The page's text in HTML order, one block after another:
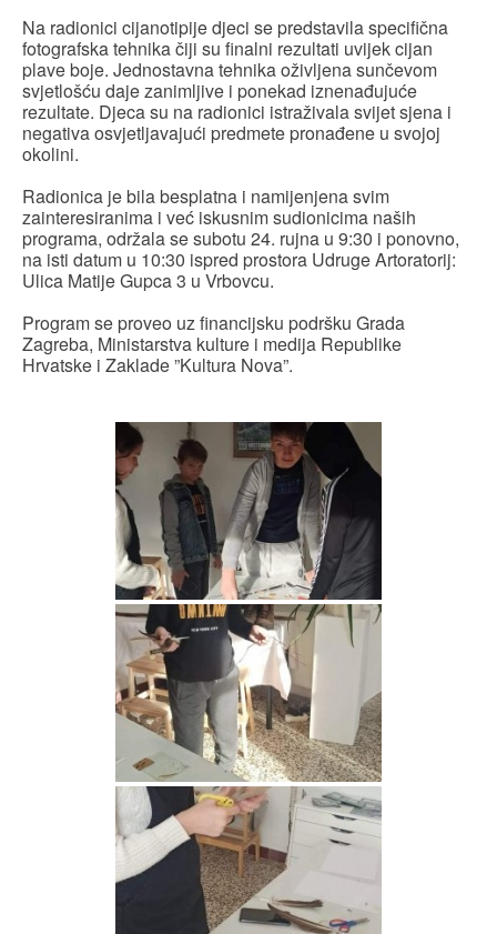
Na radionici cijanotipije djeci se predstavila specifična
fotografska tehnika čiji su finalni rezultati uvijek cijan
plave boje. Jednostavna tehnika oživljena sunčevom
svjetlošću daje zanimljive i ponekad iznenađujuće
rezultate. Djeca su na radionici istraživala svijet sjena i
negativa osvjetljavajući predmete pronađene u svojoj
okolini.
Radionica je bila besplatna i namijenjena svim
zainteresiranima i već iskusnim sudionicima naših
programa, održala se subotu 24. rujna u 9:30 i ponovno,
na isti datum u 10:30 ispred prostora Udruge Artoratorij:
Ulica Matije Gupca 3 u Vrbovcu.
Program se proveo uz financijsku podršku Grada
Zagreba, Ministarstva kulture i medija Republike
Hrvatske i Zaklade ”Kultura Nova”.